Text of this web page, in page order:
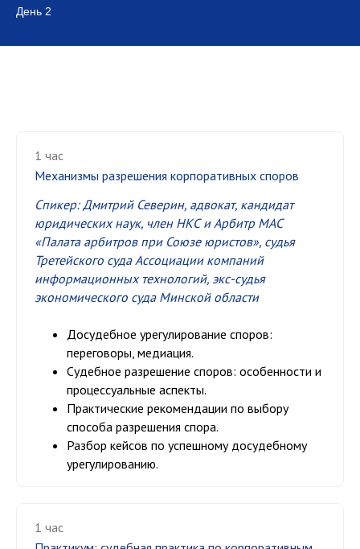
День 2
1 час
Механизмы разрешения корпоративных споров
Спикер: Дмитрий Северин, адвокат, кандидат
юридических наук, член НКС и Арбитр МАС
«Палата арбитров при Союзе юристов», судья
Третейского суда Ассоциации компаний
информационных технологий, экс-судья
экономического суда Минской области
Досудебное урегулирование споров:
переговоры, медиация.
Судебное разрешение споров: особенности и
процессуальные аспекты.
Практические рекомендации по выбору
способа разрешения спора.
Разбор кейсов по успешному досудебному
урегулированию.
1 час